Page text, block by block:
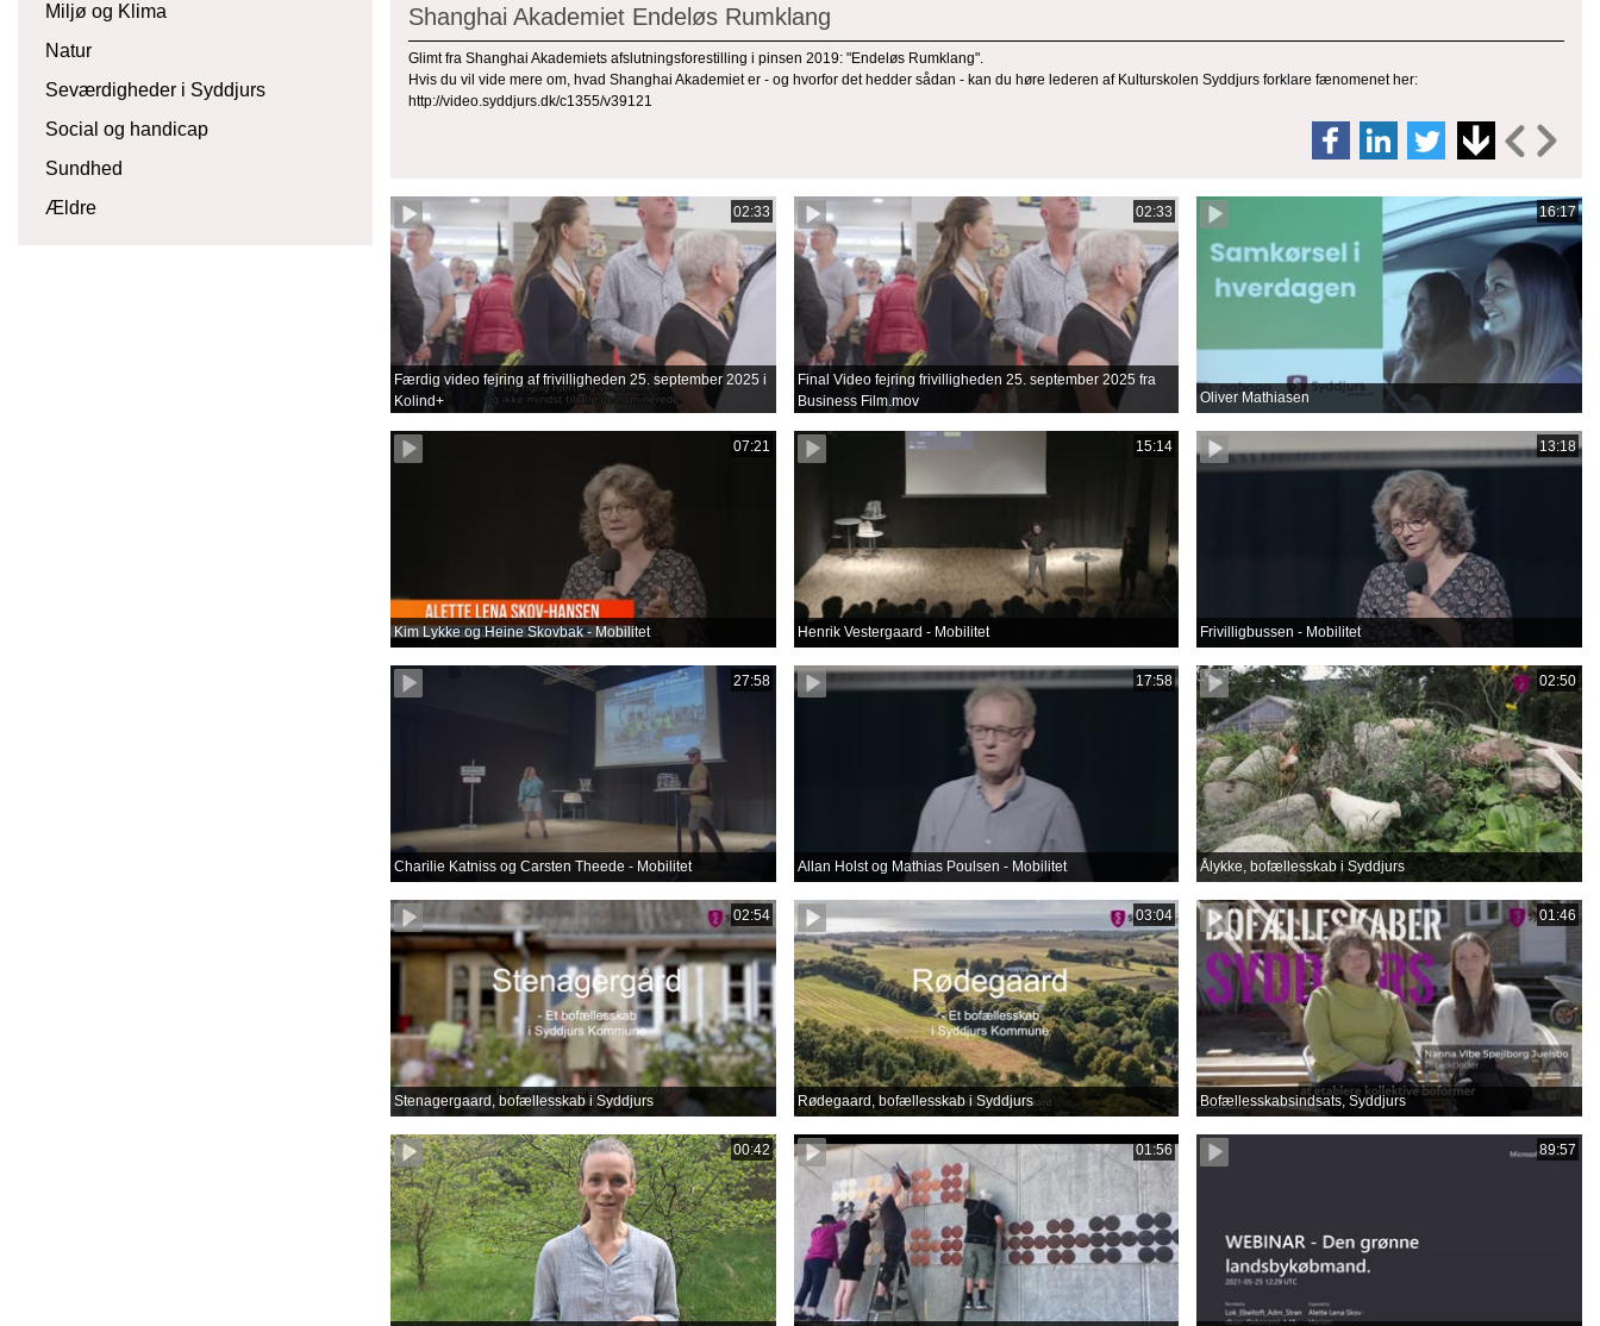
Miljø og Klima
Natur
Seværdigheder i Syddjurs
Social og handicap
Sundhed
Ældre
Shanghai Akademiet Endeløs Rumklang
Glimt fra Shanghai Akademiets afslutningsforestilling i pinsen 2019: "Endeløs Rumklang".
Hvis du vil vide mere om, hvad Shanghai Akademiet er - og hvorfor det hedder sådan - kan du høre lederen af Kulturskolen Syddjurs forklare fænomenet her:
http://video.syddjurs.dk/c1355/v39121
02:33
Færdig video fejring af frivilligheden 25. september 2025 i
Kolind+
02:33
Final Video fejring frivilligheden 25. september 2025 fra
Business Film.mov
16:17
Oliver Mathiasen
07:21
Kim Lykke og Heine Skovbak - Mobilitet
15:14
Henrik Vestergaard - Mobilitet
13:18
Frivilligbussen - Mobilitet
27:58
Charilie Katniss og Carsten Theede - Mobilitet
17:58
Allan Holst og Mathias Poulsen - Mobilitet
02:50
Ålykke, bofællesskab i Syddjurs
02:54
Stenagergaard, bofællesskab i Syddjurs
03:04
Rødegaard, bofællesskab i Syddjurs
01:46
Bofællesskabsindsats, Syddjurs
00:42 01:56 89:57